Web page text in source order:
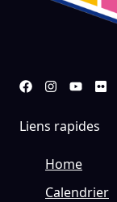
Liens rapides
Home
Calendrier